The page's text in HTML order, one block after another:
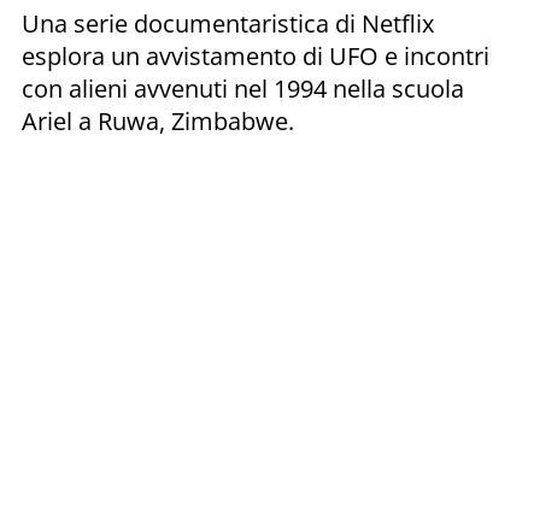
Una serie documentaristica di Netflix
esplora un avvistamento di UFO e incontri
con alieni avvenuti nel 1994 nella scuola
Ariel a Ruwa, Zimbabwe.